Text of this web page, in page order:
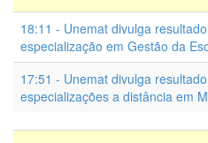
18:11 - Unemat divulga
especialização em Gestão da
17:51 - Unemat divulga
especializações a distância em